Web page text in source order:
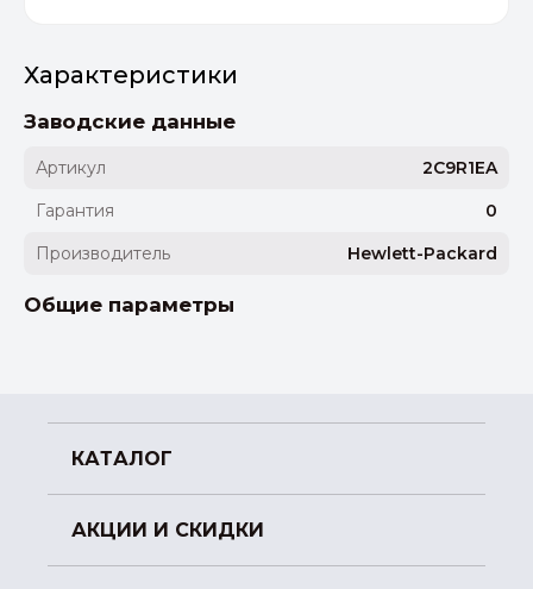
Характеристики
Заводские данные
Артикул
2C9R1EA
Гарантия
0
Производитель
Hewlett-Packard
Общие параметры
КАТАЛОГ
АКЦИИ И СКИДКИ